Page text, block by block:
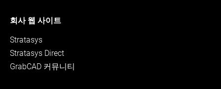
회사 웹 사이트
Stratasys
Stratasys Direct
GrabCAD 커뮤니티